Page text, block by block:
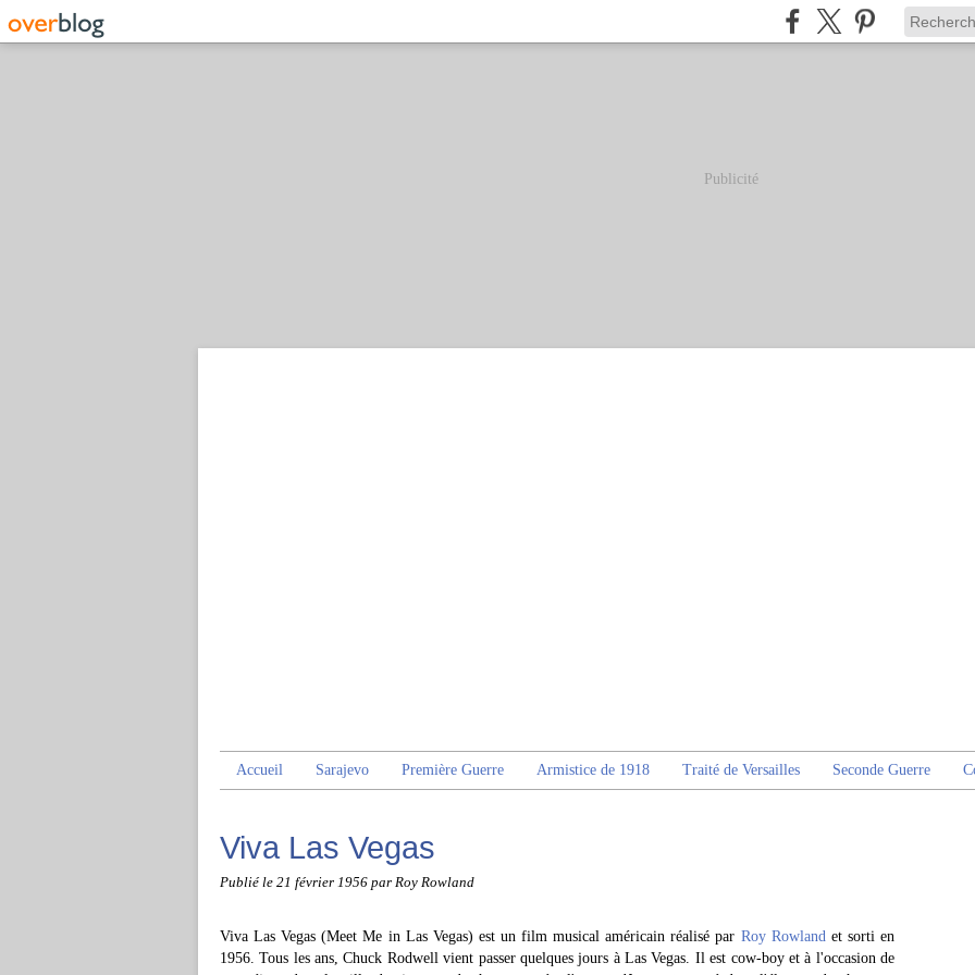
Publicité
Accueil Sarajevo Première Guerre Armistice de 1918 Traité de Versailles Seconde Guerre
Viva Las Vegas
Publié le 21 février 1956 par Roy Rowland
Viva Las Vegas (Meet Me in Las Vegas) est un film musical américain réalisé par Roy Rowlandet sorti en
1956. Tous les ans, Chuck Rodwell vient passer quelques jours à Las Vegas. Il est cow-boy et à l'occasion de